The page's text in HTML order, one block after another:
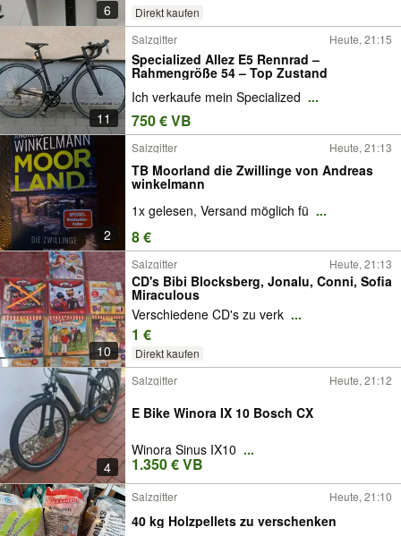
6 Direkt kaufen
11
Salzgitter Heute, 21:15
Specialized Allez E5 Rennrad –
Rahmengröße 54 – Top Zustand
Ich verkaufe mein Specialized ...
750 € VB
2
Salzgitter Heute, 21:13
TB Moorland die Zwillinge von Andreas
winkelmann
1x gelesen, Versand möglich fü ...
8 €
10
Salzgitter Heute, 21:13
CD's Bibi Blocksberg, Jonalu, Conni, Sofia
Miraculous
Verschiedene CD's zu verk ...
1 €
Direkt kaufen
4
Salzgitter Heute, 21:12
E Bike Winora IX 10 Bosch CX
Winora Sinus IX10 ...
1.350 € VB
Salzgitter Heute, 21:10
40 kg Holzpellets zu verschenken